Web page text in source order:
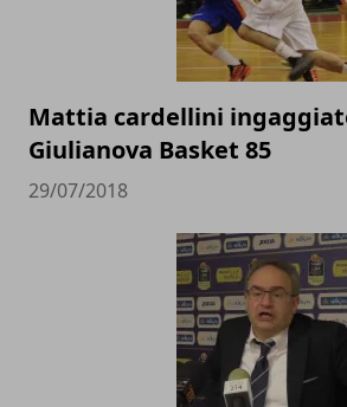
Mattia cardellini
Giulianova Basket 85
29/07/2018